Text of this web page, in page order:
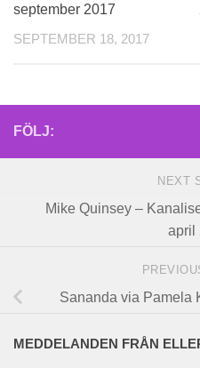
september 2017
SEPTEMBER 18, 2017
FÖLJ:
NEXT
Mike Quinsey –
april
Sananda via Pamela
MEDDELANDEN FRÅN